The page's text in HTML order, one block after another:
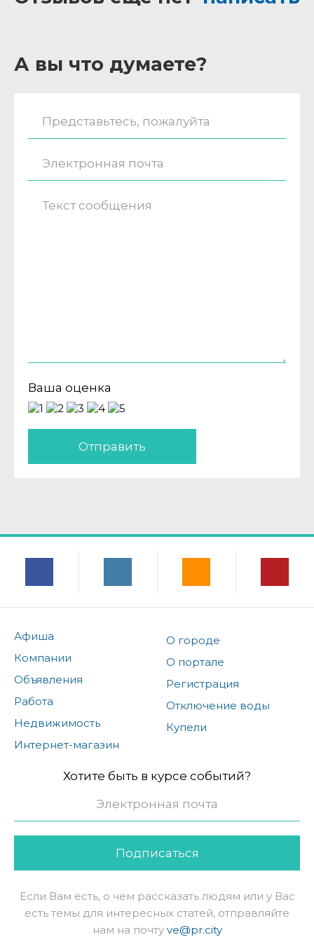
А вы что думаете?
Ваша оценка
Отправить
Афиша
Компании
Объявления
Работа
Недвижимость
Интернет-магазин
О городе
О портале
Регистрация
Отключение воды
Купели
Хотите быть в курсе событий?
Подписаться
Если Вам есть, о чем рассказать людям или у Вас
есть темы для интересных статей, отправляйте
нам на почту ve@pr.city